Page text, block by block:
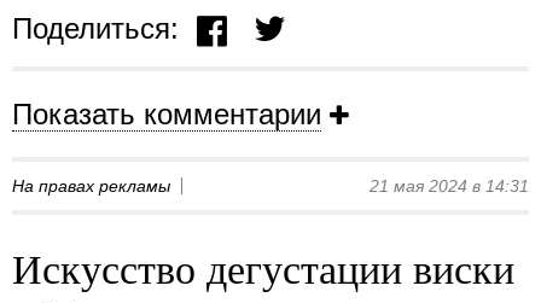
Поделиться:
Показать комментарии
На правах рекламы 21 мая 2024 в 14:31
Искусство дегустации виски